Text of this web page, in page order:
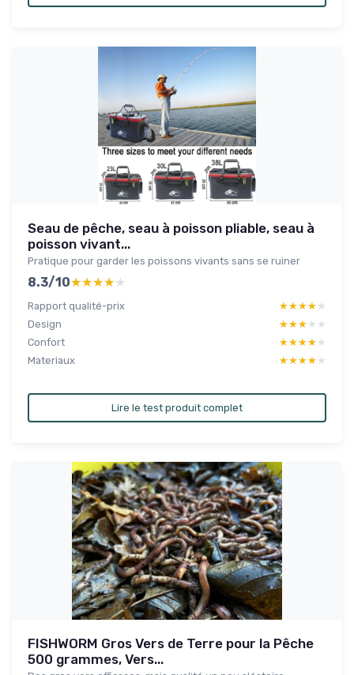
Seau de pêche, seau à poisson pliable, seau à
poisson vivant...
Pratique pour garder les poissons vivants sans se ruiner
8.3/10★★★★★
★★★★★
Rapport qualité-prix ★★★★★
★★★★★
Design
★★★★★
★★★★★
Confort
★★★★★
★★★★★
Materiaux
★★★★★
★★★★★
Lire le test produit complet
FISHWORM Gros Vers de Terre pour la Pêche
500 grammes, Vers...